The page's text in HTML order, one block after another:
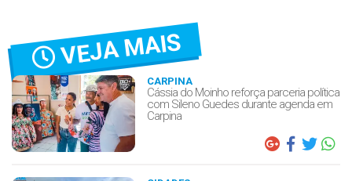
VEJA MAIS
CARPINA
Cássia do Moinho reforça parceria política
com Sileno Guedes durante agenda em
Carpina